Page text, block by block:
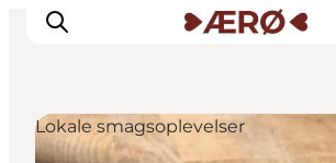
Lokale smagsoplevelser